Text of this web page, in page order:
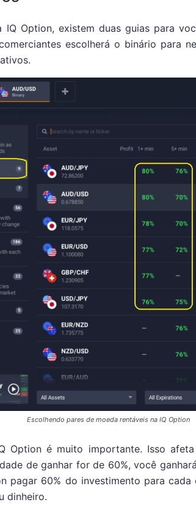
IQ Option, existem duas guias para
escolherá o binário para
Escolhendo pares de moeda rentáveis na IQ Option
Option é muito importante. Isso
de ganhar for de 60%, você
pagar 60% do investimento para
dinheiro.